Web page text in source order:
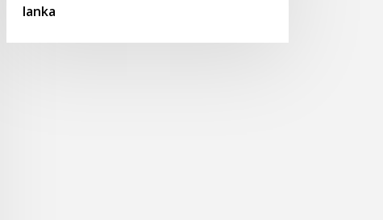
lanka